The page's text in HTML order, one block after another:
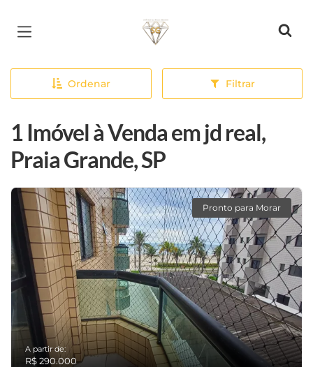
Página inicial
Ordenar Filtrar
1 Imóvel à Venda em jd real,
Praia Grande, SP
Pronto para Morar
A partir de:
R$ 290.000